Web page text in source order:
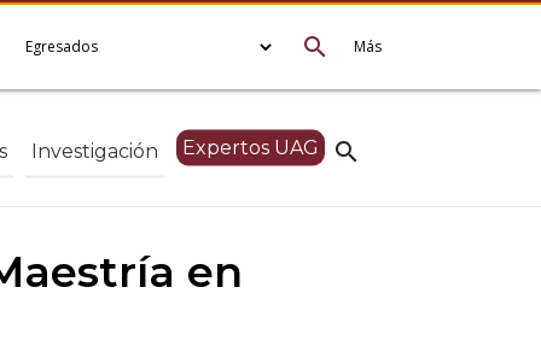
Más
search
Egresados
search
Investigación Expertos UAG
en